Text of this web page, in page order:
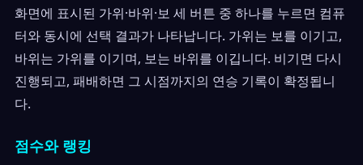
화면에 표시된 가위·바위·보 세 버튼 중 하나를 누르면 컴퓨
터와 동시에 선택 결과가 나타납니다. 가위는 보를 이기고,
바위는 가위를 이기며, 보는 바위를 이깁니다. 비기면 다시
진행되고, 패배하면 그 시점까지의 연승 기록이 확정됩니
다.
점수와 랭킹